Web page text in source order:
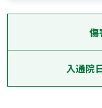
傷
入通院